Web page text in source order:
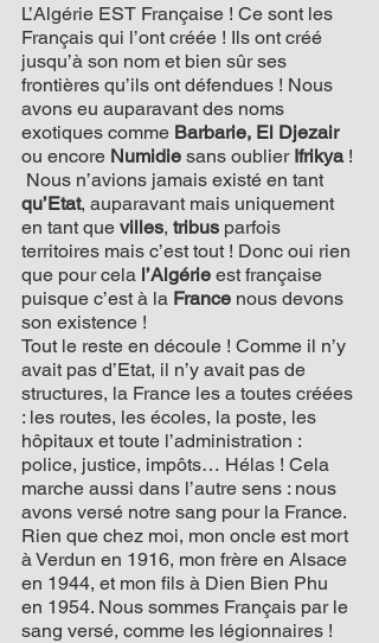
L’Algérie EST Française ! Ce sont les
Français qui l’ont créée ! Ils ont créé
jusqu’à son nom et bien sûr ses
frontières qu’ils ont défendues ! Nous
avons eu auparavant des noms
exotiques comme Barbarie, El Djezair
ou encore Numidie sans oublier Ifrikya !
Nous n’avions jamais existé en tant
qu’Etat, auparavant mais uniquement
en tant que villes, tribus parfois
territoires mais c’est tout ! Donc oui rien
que pour cela l’Algérie est française
puisque c’est à la France nous devons
son existence !
Tout le reste en découle ! Comme il n’y
avait pas d’Etat, il n’y avait pas de
structures, la France les a toutes créées
: les routes, les écoles, la poste, les
hôpitaux et toute l’administration :
police, justice, impôts… Hélas ! Cela
marche aussi dans l’autre sens : nous
avons versé notre sang pour la France.
Rien que chez moi, mon oncle est mort
à Verdun en 1916, mon frère en Alsace
en 1944, et mon fils à Dien Bien Phu
en 1954. Nous sommes Français par le
sang versé, comme les légionnaires !